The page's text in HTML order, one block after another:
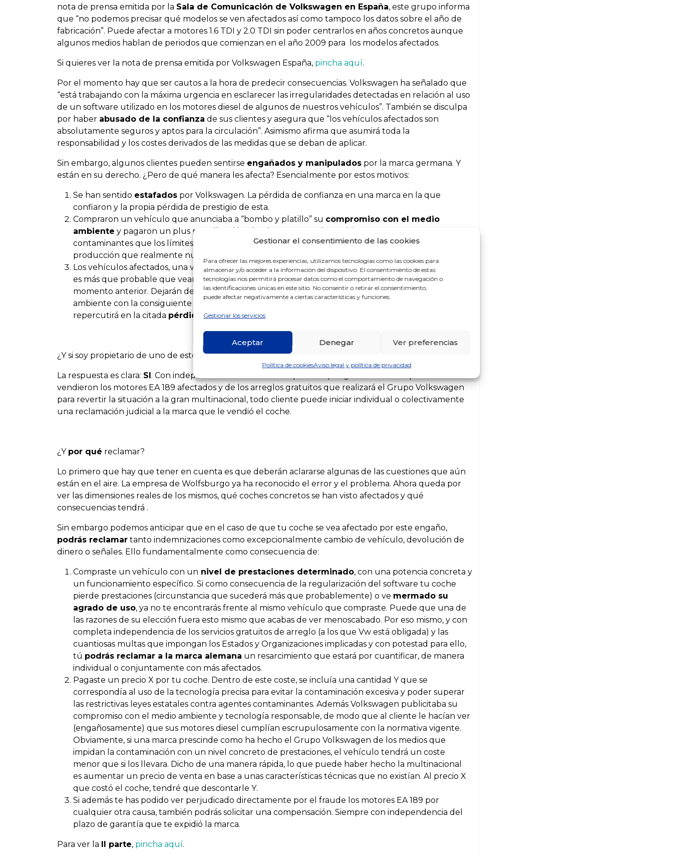
Gestionar el consentimiento de las cookies
Para ofrecer las mejores experiencias, utilizamos tecnologías como las cookies para
almacenar y/o acceder a la información del dispositivo. El consentimiento de estas
tecnologías nos permitirá procesar datos como el comportamiento de navegación o
las identificaciones únicas en este sitio. No consentir o retirar el consentimiento,
puede afectar negativamente a ciertas características y funciones.
Gestionar los servicios
Aceptar Denegar Ver preferencias
Política de cookiesAviso legal y política de privacidad
nota de prensa emitida por la Sala de Comunicación de Volkswagen en España, este grupo informa
que “no podemos precisar qué modelos se ven afectados así como tampoco los datos sobre el año de
fabricación”. Puede afectar a motores 1.6 TDI y 2.0 TDI sin poder centrarlos en años concretos aunque
algunos medios hablan de periodos que comienzan en el año 2009 para los modelos afectados.
Si quieres ver la nota de prensa emitida por Volkswagen España, pincha aquí.
Por el momento hay que ser cautos a la hora de predecir consecuencias. Volkswagen ha señalado que
“está trabajando con la máxima urgencia en esclarecer las irregularidades detectadas en relación al uso
de un software utilizado en los motores diesel de algunos de nuestros vehículos”. También se disculpa
por haber abusado de la confianza de sus clientes y asegura que “ los vehículos afectados son
absolutamente seguros y aptos para la circulación”. Asimismo afirma que asumirá toda la
responsabilidad y los costes derivados de las medidas que se deban de aplicar.
Sin embargo, algunos clientes pueden sentirse engañados y manipulados por la marca germana. Y
están en su derecho. ¿Pero de qué manera les afecta? Esencialmente por estos motivos:
Se han sentido estafados por Volkswagen. La pérdida de confianza en una marca en la que
confiaron y la propia pérdida de prestigio de esta.
Compraron un vehículo que anunciaba a “bombo y platillo” su compromiso con el medio
ambiente y pagaron un plus por ello. El hecho de que su coche emitiera menos agentes
contaminantes que los límites establecidos, suponía un sobrecoste por supuestos gastos en la
producción que realmente nunca se produjeron.
Los vehículos afectados, una vez se “arreglen” por el Grupo Volkswagen regularizando su software,
es más que probable que vean
restringidas sus prestacionesen comparación a cualquier
momento anterior. Dejarán de circular permitiendo la casi libre salida de gases nocivos para el medio
ambiente con la consiguiente pérdida de agrado de uso. Este nuevo tapón a la contaminación
repercutirá en la citada pérdida prestacional.
¿Y si soy propietario de uno de estos vehículos puedoreclamar
La respuesta es clara: SI. Con independencia de las multas que interpongan los distintos países donde se
vendieron los motores EA 189 afectados y de los arreglos gratuitos que realizará el Grupo Volkswagen
para revertir la situación a la gran multinacional, todo cliente puede iniciar individual o colectivamente
una reclamación judicial a la marca que le vendió el coche.
¿Y por qué reclamar?
Lo primero que hay que tener en cuenta es que deberán aclararse algunas de las cuestiones que aún
están en el aire. La empresa de Wolfsburgo ya ha reconocido el error y el problema. Ahora queda por
ver las dimensiones reales de los mismos, qué coches concretos se han visto afectados y qué
consecuencias tendrá .
Sin embargo podemos anticipar que en el caso de que tu coche se vea afectado por este engaño,
podrás reclamar tanto indemnizaciones como excepcionalmente cambio de vehículo, devolución de
dinero o señales. Ello fundamentalmente como consecuencia de:
Compraste un vehículo con un nivel de prestaciones determinado, con una potencia concreta y
un funcionamiento específico. Si como consecuencia de la regularización del software tu coche
pierde prestaciones (circunstancia que sucederá más que probablemente) o ve mermado su
agrado de uso, ya no te encontrarás frente al mismo vehículo que compraste. Puede que una de
las razones de su elección fuera esto mismo que acabas de ver menoscabado. Por eso mismo, y con
completa independencia de los servicios gratuitos de arreglo (a los que Vw está obligada) y las
cuantiosas multas que impongan los Estados y Organizaciones implicadas y con potestad para ello,
tú podrás reclamar a la marca alemana un resarcimiento que estará por cuantificar, de manera
individual o conjuntamente con más afectados.
Pagaste un precio X por tu coche. Dentro de este coste, se incluía una cantidad Yque se
correspondía al uso de la tecnología precisa para evitar la contaminación excesiva y poder superar
las restrictivas leyes estatales contra agentes contaminantes. Además Volkswagen publicitaba su
compromiso con el medio ambiente y tecnología responsable, de modo que al cliente le hacían ver
(engañosamente) que sus motores diesel cumplían escrupulosamente con la normativa vigente.
Obviamente, si una marca prescinde como ha hecho el Grupo Volkswagen de los medios que
impidan la contaminación con un nivel concreto de prestaciones, el vehículo tendrá un coste
menor que si los llevara. Dicho de una manera rápida, lo que puede haber hecho la multinacional
es aumentar un precio de venta en base a unas características técnicas que no existían. Al precio X
que costó el coche, tendré que descontarle Y.
Si además te has podido ver perjudicado directamente por el fraude los motores EA 189 por
cualquier otra causa, también podrás solicitar una compensación. Siempre con independencia del
plazo de garantía que te expidió la marca.
Para ver la II parte, pincha aquí.